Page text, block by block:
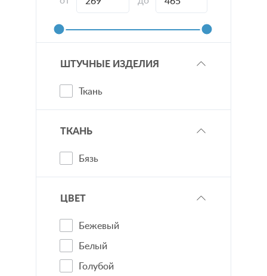
ШТУЧНЫЕ ИЗДЕЛИЯ
Ткань
ТКАНЬ
Бязь
ЦВЕТ
Бежевый
Белый
Голубой